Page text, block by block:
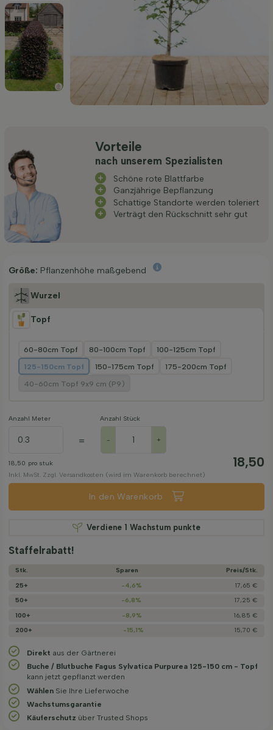
Vorteile
nach unserem Spezialisten
Schöne rote Blattfarbe
Ganzjährige Bepflanzung
Schattige Standorte werden toleriert
Verträgt den Rückschnitt sehr gut
Größe: Pflanzenhöhe maßgebend
Topf
Wurzel
60-80cm Topf 80-100cm Topf
100-125cm Topf
125-150cm Topf
150-175cm Topf
175-200cm Topf
40-60cm Topf 9x9 cm (P9)
Anzahl Meter
=
Anzahl Stück
- +
18,50 pro stuk 18,50
Inkl. MwSt. Zzgl. Versandkosten (wird im Warenkorb berechnet)
In den Warenkorb
Verdiene 1 Wachstum punkte
Staffelrabatt!
Stk. Sparen
Preis/­Stk.
25+
-4,6%
17,65 €
50+
-6,8%
17,25 €
100+
-8,9%
16,85 €
200+
-15,1% 15,70 €
Direkt aus der Gärtnerei
Buche / Blutbuche Fagus Sylvatica Purpurea 125-150 cm - Topf
kann jetzt gepflanzt werden
Wählen Sie Ihre Lieferwoche
Wachstums­garantie
Käuferschutz über Trusted Shops